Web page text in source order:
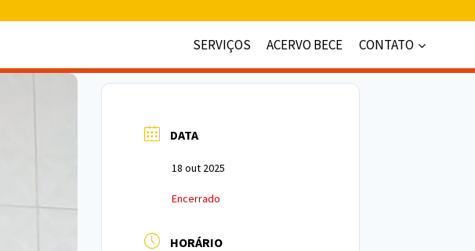
SERVIÇOS
ACERVO BECE CONTATO
DATA
18 out 2025
Encerrado
HORÁRIO